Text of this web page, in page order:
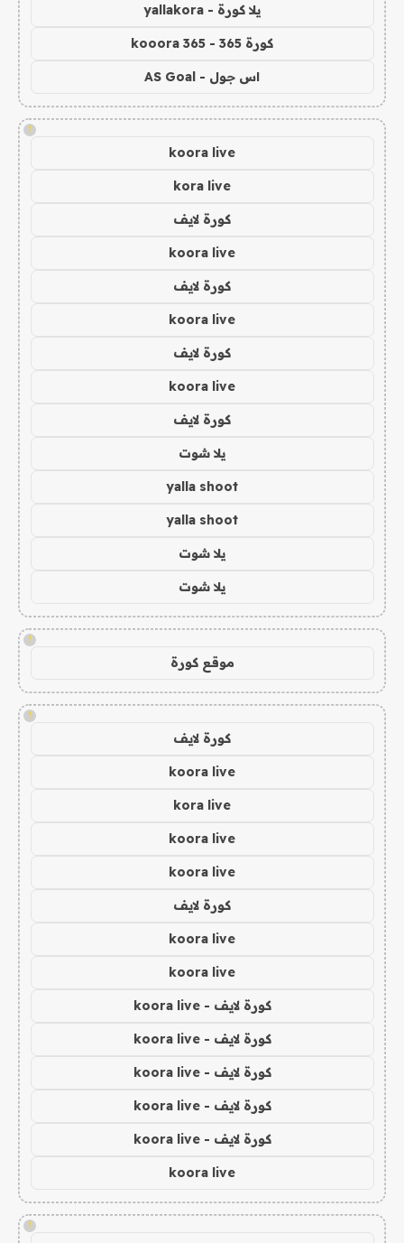
يلا كورة - yallakora
كورة 365 - kooora 365
اس جول - AS Goal
!
koora live
kora live
كورة لايف
koora live
كورة لايف
koora live
كورة لايف
koora live
كورة لايف
يلا شوت
yalla shoot
yalla shoot
يلا شوت
يلا شوت
!
موقع كورة
!
كورة لايف
koora live
kora live
koora live
koora live
كورة لايف
koora live
koora live
كورة لايف - koora live
كورة لايف - koora live
كورة لايف - koora live
كورة لايف - koora live
كورة لايف - koora live
koora live
!